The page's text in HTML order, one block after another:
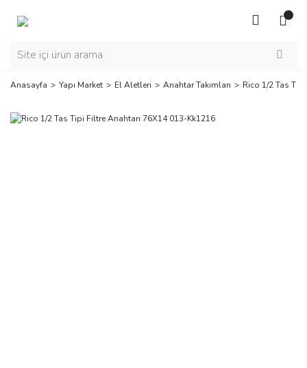
Anasayfa Yapı Market El Aletleri Anahtar Takımları Rico 1/2 Tas